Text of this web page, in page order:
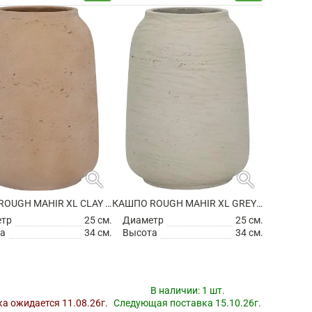
search
КАШПО ROUGH MAHIR XL CLAY WASHED
25 см.
34 см.
ожидается 11.08.26г.
search
КАШПО ROUGH MAHIR XL GREY WASHED
Диаметр
25 см.
Высота
34 см.
В наличии: 1 шт.
Следующая поставка 15.10.26г.